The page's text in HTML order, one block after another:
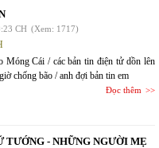
CH (Xem: 1717)
Móng Cái / các bản tin điện tử dồn lên
chống bão / anh đợi bản tin em
Đọc thêm
TƯỚNG - NHỮNG NGƯỜI MẸ